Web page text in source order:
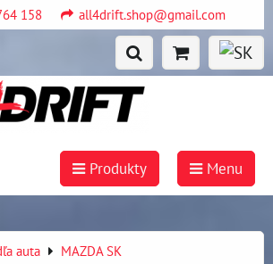
158 all4drift.shop@gmail.com
Produkty Menu
auta
MAZDA SK